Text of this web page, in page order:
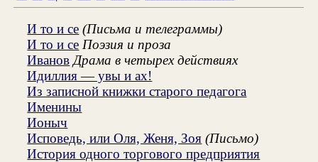
И то и се (Письма и телеграммы)
И то и се Поэзия и проза
Иванов Драма в четырех действиях
Идиллия — увы и ах!
Из записной книжки старого педагога
Именины
Ионыч
Исповедь, или Оля, Женя, Зоя (Письмо)
История одного торгового предприятия